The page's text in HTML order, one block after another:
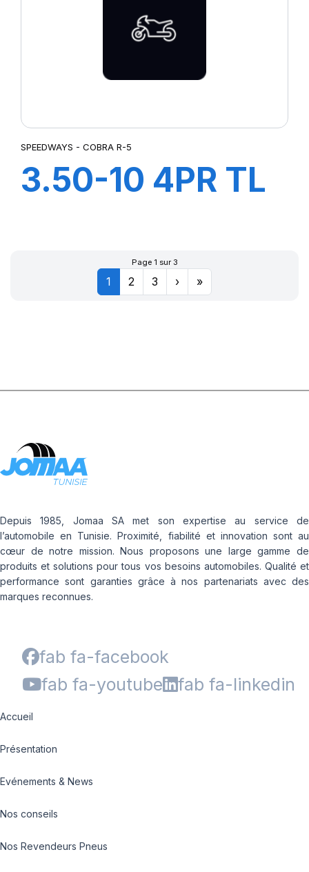
SPEEDWAYS - COBRA R-5
3.50-10 4PR TL
Page 1 sur 3
1 2 3 › »
Depuis 1985, Jomaa SA met son expertise au service de
l’automobile en Tunisie. Proximité, fiabilité et innovation sont au
cœur de notre mission. Nous proposons une large gamme de
produits et solutions pour tous vos besoins automobiles. Qualité et
performance sont garanties grâce à nos partenariats avec des
marques reconnues.
fab fa-facebook
fab fa-youtube
fab fa-linkedin
Accueil
Présentation
Evénements & News
Nos conseils
Nos Revendeurs Pneus